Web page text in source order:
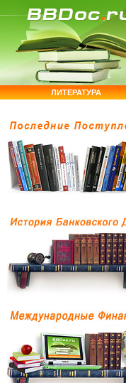
ЛИТЕРАТУРА